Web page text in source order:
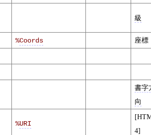
級
%Coords 座標
書字
向
%URI
4]